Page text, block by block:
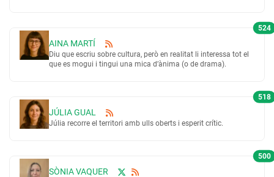
AINA MARTÍ
Diu que escriu sobre cultura, però en realitat li interessa tot el
que es mogui i tingui una mica d’ànima (o de drama).
524
JÚLIA GUAL
Júlia recorre el territori amb ulls oberts i esperit crític.
518
SÒNIA VAQUER
500